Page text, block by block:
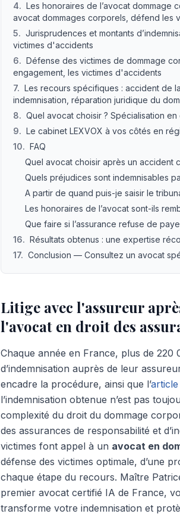
4. Les honoraires de l’avocat
avocat dommages corporels, défend les
5. Jurisprudences et montants
victimes d'accidents
6. Défense des victimes de dommage
engagement, les victimes d'accidents
7. Les recours spécifiques : accident de
indemnisation, réparation juridique du
8. Quel avocat choisir ? Spécialisation
9. Le cabinet LEXVOX à vos côtés en
10. FAQ
Quel avocat choisir après un accident
Quels préjudices sont indemnisables
A partir de quand puis-je saisir le
Les honoraires de l’avocat sont-ils
Que faire si l’assurance refuse de
16. Résultats obtenus : une expertise
17. Conclusion — Consultez un avocat
Litige avec l'assureur
l'avocat en droit des
Chaque année en France, plus de 220
d’indemnisation auprès de leur
encadre la procédure, ainsi que l’
l’indemnisation obtenue n’est pas
complexité du droit du dommage
des assurances de responsabilité et
victimes font appel à un avocat en
défense des victimes optimale, d’une
chaque étape du recours. Maître
premier avocat certifié IA de France,
transforme votre indemnisation et